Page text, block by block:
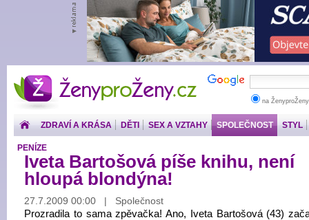
ŽenyproŽeny.cz
na
ZDRAVÍ A KRÁSA DĚTI SEX A VZTAHY SPOLEČNOST STYL
PENÍZE
Iveta Bartošová píše knihu, není
hloupá blondýna!
27.7.2009 00:00 | Společnost
Prozradila to sama zpěvačka! Ano, Iveta Bartošová (43)